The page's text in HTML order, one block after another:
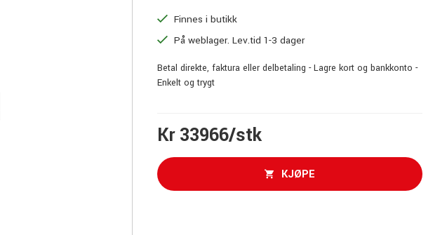
Finnes i butikk
På weblager. Lev.tid 1-3 dager
Betal direkte, faktura eller delbetaling - Lagre kort og bankkonto -
Enkelt og trygt
Kr 33966/stk
KJØPE